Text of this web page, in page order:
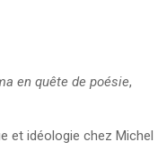
en quête de poésie,
et idéologie chez Michel